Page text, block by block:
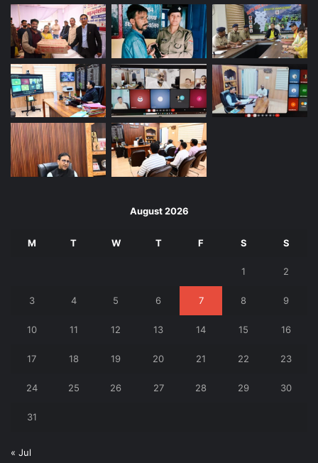
August 2026
M T W T F S S
1 2
3 4 5 6 7 8 9
10 11 12 13 14 15 16
17 18 19 20 21 22 23
24 25 26 27 28 29 30
31
« Jul